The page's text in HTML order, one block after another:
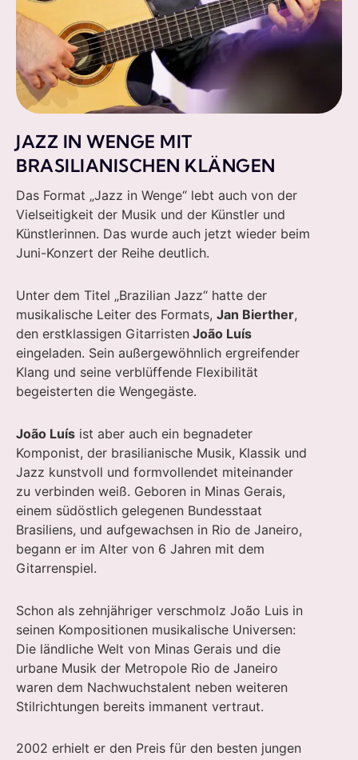
JAZZ IN WENGE MIT
BRASILIANISCHEN KLÄNGEN
Das Format „Jazz in Wenge“ lebt auch von der
Vielseitigkeit der Musik und der Künstler und
Künstlerinnen. Das wurde auch jetzt wieder beim
Juni-Konzert der Reihe deutlich.
Unter dem Titel „Brazilian Jazz“ hatte der
musikalische Leiter des Formats, Jan Bierther,
den erstklassigen Gitarristen João Luís
eingeladen. Sein außergewöhnlich ergreifender
Klang und seine verblüffende Flexibilität
begeisterten die Wengegäste.
João Luís ist aber auch ein begnadeter
Komponist, der brasilianische Musik, Klassik und
Jazz kunstvoll und formvollendet miteinander
zu verbinden weiß. Geboren in Minas Gerais,
einem südöstlich gelegenen Bundesstaat
Brasiliens, und aufgewachsen in Rio de Janeiro,
begann er im Alter von 6 Jahren mit dem
Gitarrenspiel.
Schon als zehnjähriger verschmolz João Luis in
seinen Kompositionen musikalische Universen:
Die ländliche Welt von Minas Gerais und die
urbane Musik der Metropole Rio de Janeiro
waren dem Nachwuchstalent neben weiteren
Stilrichtungen bereits immanent vertraut.
2002 erhielt er den Preis für den besten jungen